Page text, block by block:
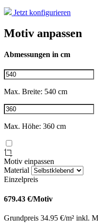
Jetzt konfigurieren
Motiv anpassen
Abmessungen in cm
Max. Breite: 540 cm
Max. Höhe: 360 cm
Motiv einpassen
Material
Einzelpreis
679.43 €/Motiv
Grundpreis 34.95 €/m² inkl.